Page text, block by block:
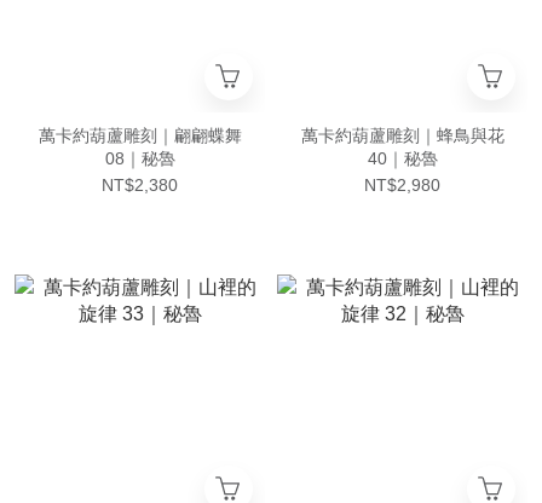
萬卡約葫蘆雕刻｜翩翩蝶舞
08｜秘魯
NT$2,380
萬卡約葫蘆雕刻｜蜂鳥與花
40｜秘魯
NT$2,980